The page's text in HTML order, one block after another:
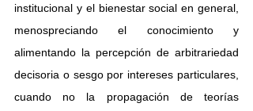
institucional y el bienestar social en general,
menospreciando el conocimiento y
alimentando la percepción de arbitrariedad
decisoria o sesgo por intereses particulares,
cuando no la propagación de teorías